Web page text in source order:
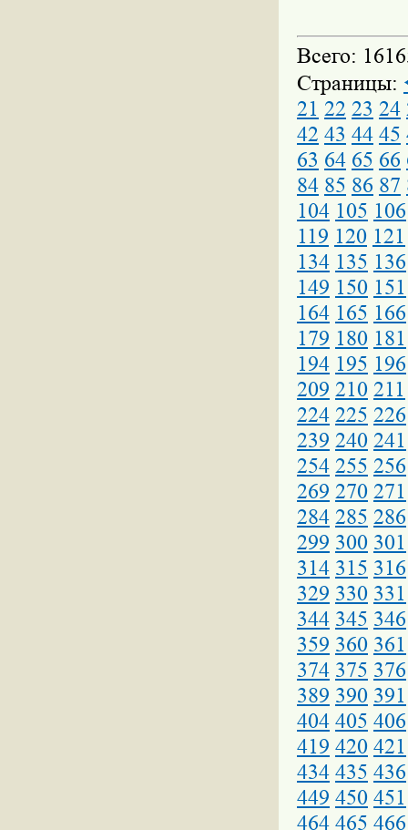
Всего:
Страницы:
21 22 23 24
42 43 44 45
63 64 65 66
84 85 86 87
104 105 106
119 120 121
134 135 136
149 150 151
164 165 166
179 180 181
194 195 196
209 210 211
224 225 226
239 240 241
254 255 256
269 270 271
284 285 286
299 300 301
314 315 316
329 330 331
344 345 346
359 360 361
374 375 376
389 390 391
404 405 406
419 420 421
434 435 436
449 450 451
464 465 466